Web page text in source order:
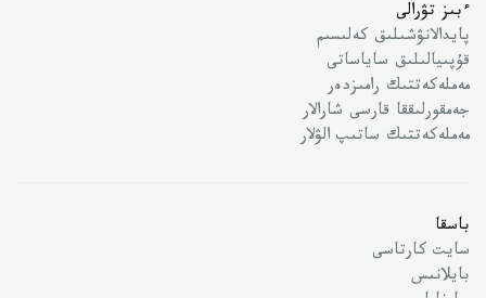
ءبىز تۋرالى
پايدالانۋشىلىق كەلىسىم
قۇپىيالىلىق ساياساتى
مەملەكەتتىك رامىزدەر
جەمقورلىققا قارسى شارالار
مەملەكەتتىك ساتىپ الۋلار
باسقا
سايت كارتاسى
بايلانىس